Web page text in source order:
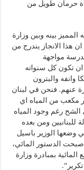
حرمان طويل من
المميز بينه وبين وزارة
هذا الانجاز يندرج من
مواجهة
ان تكون كل سنواته
وانفه والبترون
عنهم. فنحن في لبنان
عليه 8 مليارات متر مكعب من المياه اي
الشح رغم وجود المياه
للبنانيين ومن بعده
وضعها الوزير باسيل
الوزراء في سنة 2012 وقد اصبحت الدستور المائي،
بمبادرة وزارة